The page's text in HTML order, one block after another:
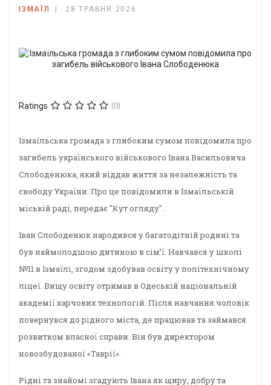
ІЗМАЇЛ 28 ТРАВНЯ 2026
Ratings (0)
Ізмаїльська громада з глибоким сумом повідомила про
загибель українського військового Івана Васильовича
Слободенюка, який віддав життя за незалежність та
свободу України. Про це повідомили в Ізмаїльській
міській раді, передає "Кут огляду".
Іван Слободенюк народився у багатодітній родині та
був наймолодшою дитиною в сім’ї. Навчався у школі
№11 в Ізмаїлі, згодом здобував освіту у політехнічному
ліцеї. Вищу освіту отримав в Одеській національній
академії харчових технологій. Після навчання чоловік
повернувся до рідного міста, де працював та займався
розвитком власної справи. Він був директором
новозбудованої «Таврії».
Рідні та знайомі згадують Івана як щиру, добру та